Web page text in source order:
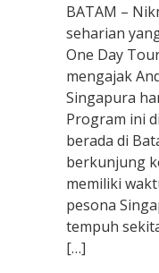
BATAM –
seharian
One Day
mengajak
Singapura
Program ini
berada di
berkunjung
memiliki
pesona
tempuh
[…]